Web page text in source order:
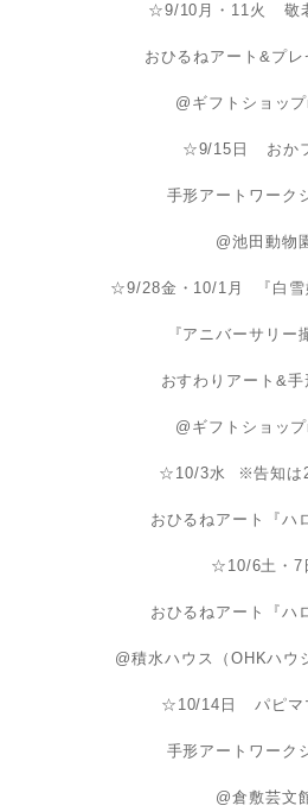
☆9/10月・11火 敬
おひるねアート&プレ
@ギフトショッ
☆9/15日 おか
手形アートワーク
@池田動物
☆9/28金・10/1月 『白雪
『アニバーサリー
おすわりアート&手
@ギフトショッ
☆10/3水 ※告知は
おひるねアート『ハ
☆10/6土・7
おひるねアート『ハ
@積水ハウス（OHKハウ
☆10/14日 パピマ
手形アートワーク
@倉敷芸文